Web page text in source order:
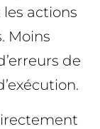
actions
Moins
de